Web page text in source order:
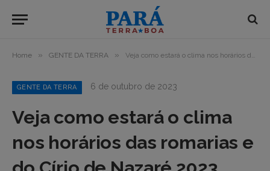
Home » GENTE DA TERRA » Veja como estará o clima nos horários das romarias e do Círio de Nazaré 2023
GENTE DA TERRA 6 de outubro de 2023
Veja como estará o clima
nos horários das romarias e